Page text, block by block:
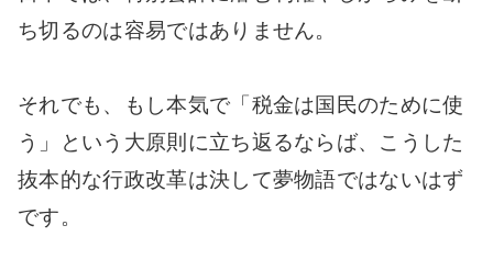
ち切るのは容易ではありません。
それでも、もし本気で「税金は国民のために使
う」という大原則に立ち返るならば、こうした
抜本的な行政改革は決して夢物語ではないはず
です。